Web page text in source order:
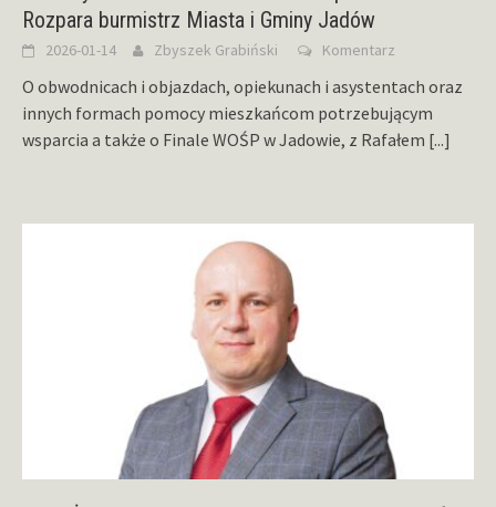
Rozpara burmistrz Miasta i Gminy Jadów
2026-01-14 Zbyszek Grabiński Komentarz
O obwodnicach i objazdach, opiekunach i asystentach oraz
innych formach pomocy mieszkańcom potrzebującym
wsparcia a także o Finale WOŚP w Jadowie, z Rafałem [...]